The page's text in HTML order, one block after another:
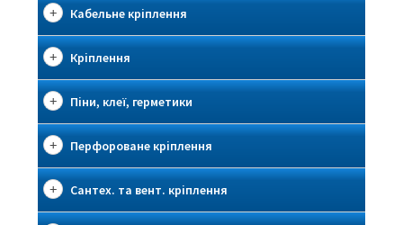
Кабельне кріплення
Кріплення
Піни, клеї, герметики
Перфороване кріплення
Сантех. та вент. кріплення